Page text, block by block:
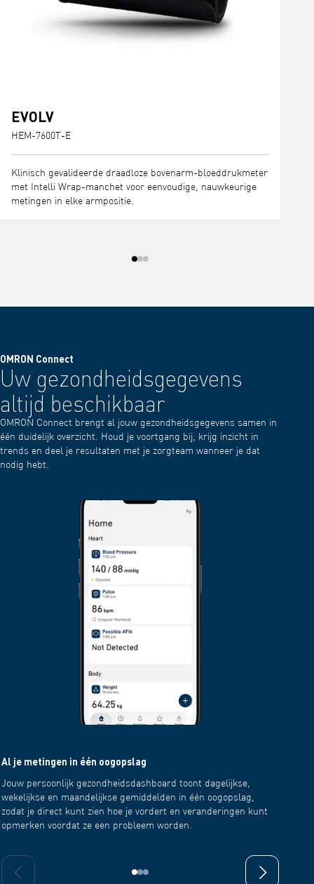
EVOLV
HEM-7600T-E
Klinisch gevalideerde draadloze bovenarm-bloeddrukmeter
met Intelli Wrap-manchet voor eenvoudige, nauwkeurige
metingen in elke armpositie.
OMRON Connect
Uw gezondheidsgegevens
altijd beschikbaar
OMRON Connect brengt al jouw gezondheidsgegevens samen in
één duidelijk overzicht. Houd je voortgang bij, krijg inzicht in
trends en deel je resultaten met je zorgteam wanneer je dat
nodig hebt.
Al je metingen in één oogopslag
Jouw persoonlijk gezondheidsdashboard toont dagelijkse,
wekelijkse en maandelijkse gemiddelden in één oogopslag,
zodat je direct kunt zien hoe je vordert en veranderingen kunt
opmerken voordat ze een probleem worden.
Vorige dia Volgende dia